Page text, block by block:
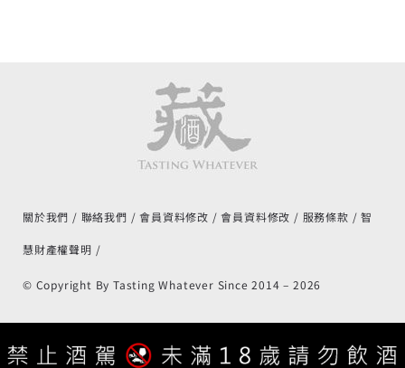
關於我們 聯絡我們 會員資料修改 會員資料修改 服務條款 智
慧財產權聲明
© Copyright By Tasting Whatever Since 2014 – 2026